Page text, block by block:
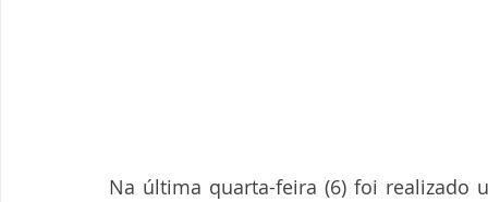
Na última quarta-feira (6) foi realizado